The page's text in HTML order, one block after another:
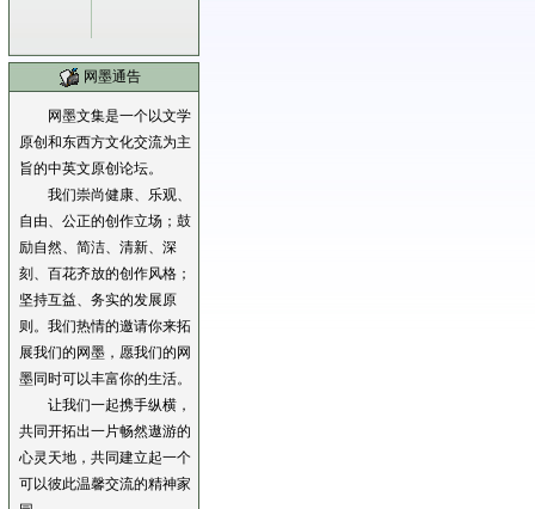
网墨通告
网墨文集是一个以文学
原创和东西方文化交流为主
旨的中英文原创论坛。
我们崇尚健康、乐观、
自由、公正的创作立场；鼓
励自然、简洁、清新、深
刻、百花齐放的创作风格；
坚持互益、务实的发展原
则。我们热情的邀请你来拓
展我们的网墨，愿我们的网
墨同时可以丰富你的生活。
让我们一起携手纵横，
共同开拓出一片畅然遨游的
心灵天地，共同建立起一个
可以彼此温馨交流的精神家